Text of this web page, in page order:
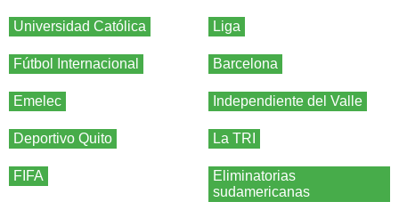
Universidad Católica Liga
Fútbol Internacional Barcelona
Emelec Independiente del Valle
Deportivo Quito La TRI
FIFA
Eliminatorias
sudamericanas